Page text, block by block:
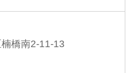
橋南2-11-13